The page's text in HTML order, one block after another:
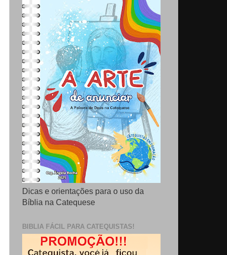
Dicas e orientações para o uso da
Bíblia na Catequese
BIBLIA FÁCIL PARA CATEQUISTAS!